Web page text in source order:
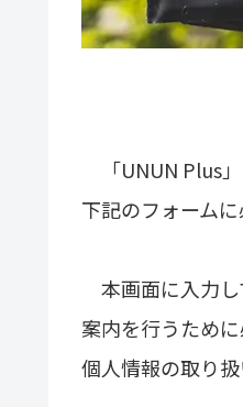
「UNUN Plus」
下記のフォーム
本画面に入力
案内を行うため
個人情報の取り